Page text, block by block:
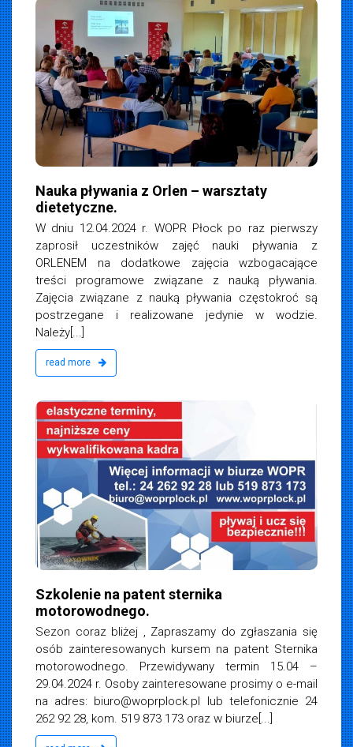
Nauka pływania z Orlen – warsztaty
dietetyczne.
W dniu 12.04.2024 r. WOPR Płock po raz pierwszy
zaprosił uczestników zajęć nauki pływania z
ORLENEM na dodatkowe zajęcia wzbogacające
treści programowe związane z nauką pływania.
Zajęcia związane z nauką pływania częstokroć są
postrzegane i realizowane jedynie w wodzie.
Należy[...]
read more
Szkolenie na patent sternika
motorowodnego.
Sezon coraz bliżej , Zapraszamy do zgłaszania się
osób zainteresowanych kursem na patent Sternika
motorowodnego. Przewidywany termin 15.04 –
29.04.2024 r. Osoby zainteresowane prosimy o e-mail
na adres: biuro@woprplock.pl lub telefonicznie 24
262 92 28, kom. 519 873 173 oraz w biurze[...]